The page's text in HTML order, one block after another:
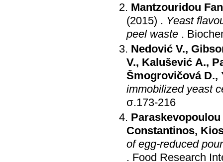
Mantzouridou
(2015) . Yeast
peel waste .
Nedović V.,
V., Kalušević A.,
Šmogrovičová D.,
immobilized yeast
σ.173-216
Constantinos,
of egg-reduced
. Food Research